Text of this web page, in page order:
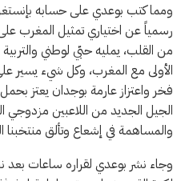
ومما كتب بوعدي على حسابه
رسمياً عن اختياري تمثيل المغرب
من القلب، يمليه حبّي لوطني والتربية
الأولى مع المغرب، وكل شيء يسير
فخر واعتزاز عارمة بوجدان يعتز بحمل
الجيل الجديد من اللاعبين مزدوجي
والمساهمة في إشعاع وتألق
وجاء نشر بوعدي لقراره ساعات بعد